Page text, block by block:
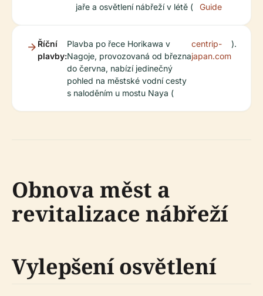
jaře a osvětlení nábřeží v létě (
Guide
Říční
plavby:
Plavba po řece Horikawa v
Nagoje, provozovaná od března
do června, nabízí jedinečný
pohled na městské vodní cesty
s naloděním u mostu Naya (
centrip-
japan.com
).
Obnova měst a
revitalizace nábřeží
Vylepšení osvětlení